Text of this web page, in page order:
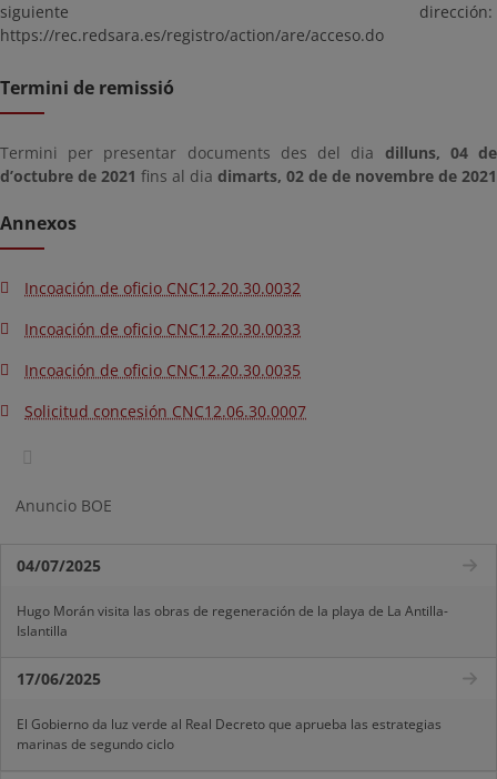
siguiente dirección:
https://rec.redsara.es/registro/action/are/acceso.do
Termini de remissió
Termini per presentar documents des del dia dilluns, 04 de
d’octubre de 2021 fins al dia dimarts, 02 de de novembre de 2021
Annexos
Incoación de oficio CNC12.20.30.0032
Incoación de oficio CNC12.20.30.0033
Incoación de oficio CNC12.20.30.0035
Solicitud concesión CNC12.06.30.0007
Anuncio BOE
04/07/2025
Hugo Morán visita las obras de regeneración de la playa de La Antilla-
Islantilla
17/06/2025
El Gobierno da luz verde al Real Decreto que aprueba las estrategias
marinas de segundo ciclo